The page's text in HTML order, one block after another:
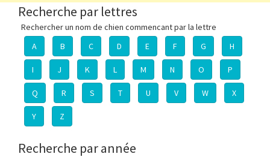
Recherche par lettres
Rechercher un nom de chien commencant par la lettre
A
B C D E F G H
I J K L M N O P
Q R S T U V W X
Y Z
Recherche par année